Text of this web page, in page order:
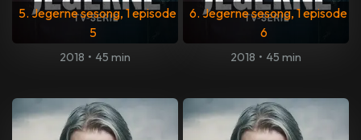
5. Jegerne sesong, 1 episode
5
2018 • 45 min
6. Jegerne sesong, 1 episode
6
2018 • 45 min